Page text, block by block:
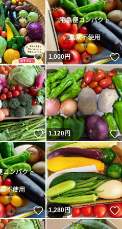
いいね！
1,000円
いいね！
1,120円
いいね！
1,280円